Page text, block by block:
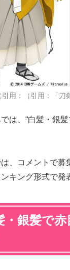
引用：（引用：「刀
は、“白髪・銀
、コメントで募
キング形式で発
・銀髪で